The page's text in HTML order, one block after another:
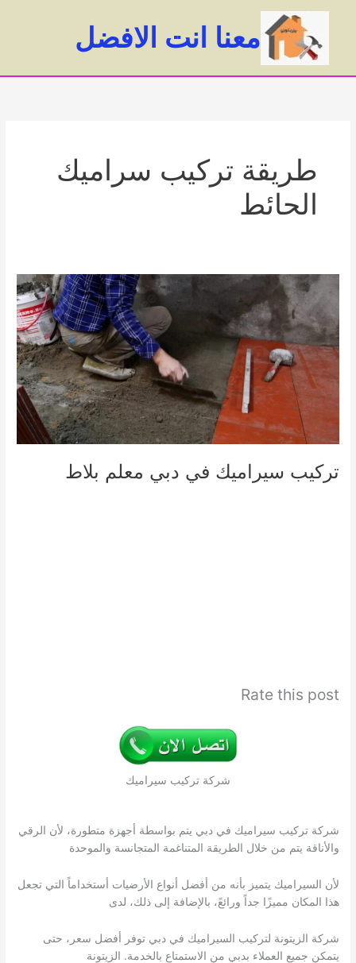
المحتوى
معنا انت الافضل
طريقة تركيب سراميك
الحائط
تركيب سيراميك في دبي معلم بلاط
Rate this post
شركة تركيب سيراميك
شركة تركيب سيراميك في دبي يتم بواسطة أجهزة متطورة، لأن الرقي
والأناقة يتم من خلال الطريقة المتناغمة المتجانسة والموحدة
لأن السيراميك يتميز بأنه من أفضل أنواع الأرضيات أستخداماً التي تجعل
هذا المكان مميزًا جداً ورائعً، بالإضافة إلى ذلك، لدى
شركة الزيتونة لتركيب السيراميك في دبي توفر أفضل سعر، حتى
يتمكن جميع العملاء بدبي من الاستمتاع بالخدمة. الزيتونة